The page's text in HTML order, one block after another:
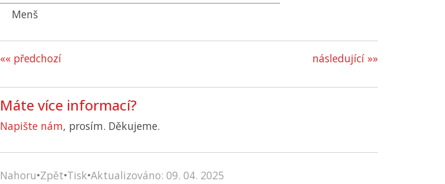
Menš
«« předchozí následující »»
Máte více informací?
Napište nám, prosím. Děkujeme.
Nahoru•Zpět•Tisk•Aktualizováno: 09. 04. 2025